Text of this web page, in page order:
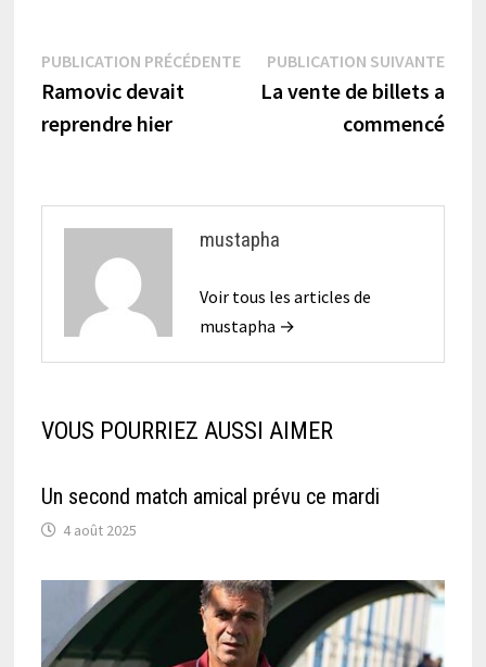
Navigation
de
l’article
PUBLICATION PRÉCÉDENTEPublication
précédente :
Ramovic devait
reprendre hier
PUBLICATION SUIVANTE
La vente de billets a
commencé
mustapha
Voir tous les articles de
mustapha →
VOUS POURRIEZ AUSSI AIMER
Un second match amical prévu ce mardi
4 août 2025